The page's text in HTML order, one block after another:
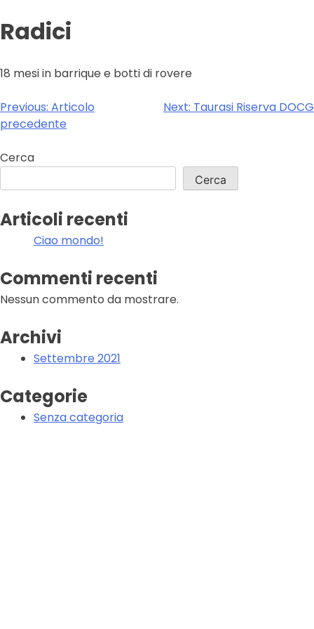
Radici
18 mesi in barrique e botti di rovere
Navigazione
articoli
Previous: Articolo
precedente
Next: Taurasi Riserva DOCG
Cerca
Cerca
Articoli recenti
Ciao mondo!
Commenti recenti
Nessun commento da mostrare.
Archivi
Settembre 2021
Categorie
Senza categoria